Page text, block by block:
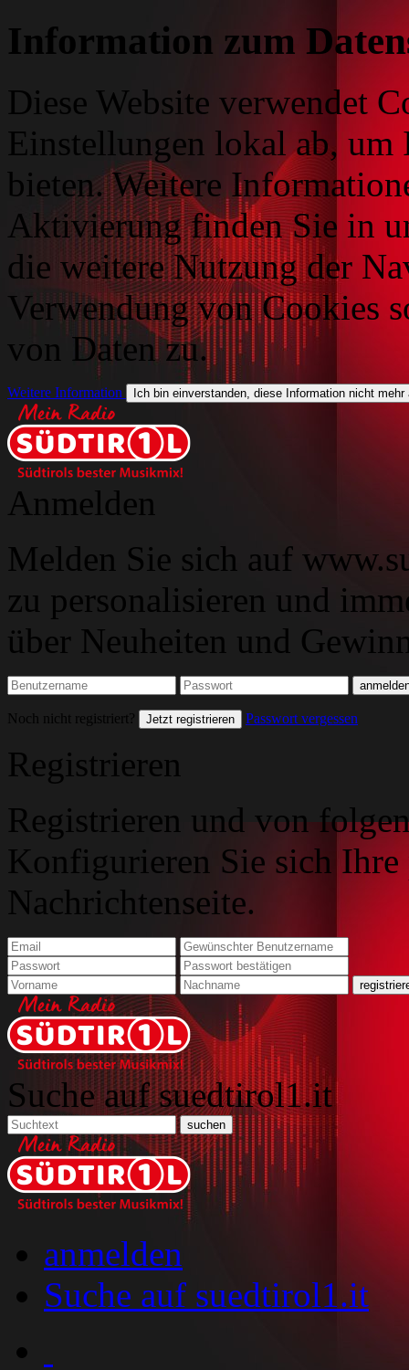
Information zum
Diese Website verwendet
Einstellungen lokal ab, um
bieten. Weitere
Aktivierung finden Sie in
die weitere Nutzung der
Verwendung von Cookies
von Daten zu.
Weitere Information Ich bin einverstanden, diese Information nicht mehr
Anmelden
Melden Sie sich auf
zu personalisieren und
über Neuheiten und
Noch nicht registriert? Jetzt registrieren Passwort vergessen
Registrieren
Registrieren und von
Konfigurieren Sie sich
Nachrichtenseite.
Suche auf suedtirol1.it
anmelden
Suche auf suedtirol1.it